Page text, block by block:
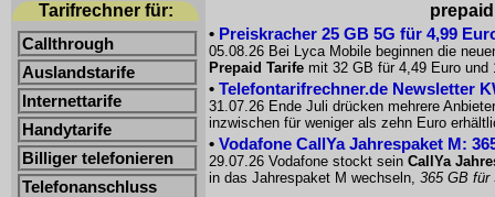
Tarifrechner für:
Callthrough
Auslandstarife
Internettarife
Handytarife
Billiger telefonieren
Telefonanschluss
• Preiskracher 25 GB 5G für 4,99
05.08.26 Bei Lyca Mobile beginnen die
Prepaid Tarife mit 32 GB für 4,49 Euro
• Telefontarifrechner.de Newsletter
31.07.26 Ende Juli drücken mehrere
inzwischen für weniger als zehn Euro
• Vodafone CallYa Jahrespaket M:
29.07.26 Vodafone stockt sein CallYa
in das Jahrespaket M wechseln, 365 GB für